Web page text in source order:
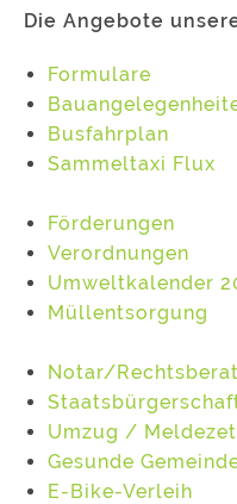
Die Angebote
Formulare
Busfahrplan
Sammeltaxi Flux
Förderungen
Verordnungen
Umweltkalender
Müllentsorgung
Notar/
Umzug /
Gesunde
E-Bike-Verleih